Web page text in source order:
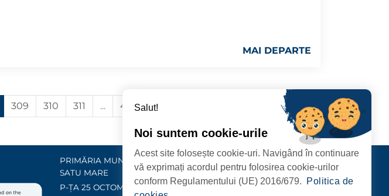
MAI DEPARTE
309 310 311 ... 416 417
PRIMĂRIA MUNICIPIULUI
SATU MARE
P-ȚA 25 OCTOMBRIE, NR. 1 CORP M,
Contact
URMĂRIȚI-NE
Salut!
Noi suntem cookie-urile
Acest site folosește cookie-uri. Navigând în continuare
vă exprimați acordul pentru folosirea cookie-urilor
conform Regulamentului (UE) 2016/679.
Politica de